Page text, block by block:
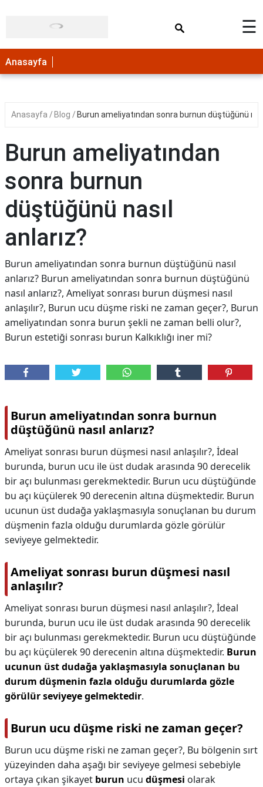
☰
Anasayfa
Anasayfa Blog Burun ameliyatından sonra burnun düştüğünü
Burun ameliyatından
sonra burnun
düştüğünü nasıl
anlarız?
Burun ameliyatından sonra burnun düştüğünü nasıl
anlarız? Burun ameliyatından sonra burnun düştüğünü
nasıl anlarız?, Ameliyat sonrası burun düşmesi nasıl
anlaşılır?, Burun ucu düşme riski ne zaman geçer?, Burun
ameliyatından sonra burun şekli ne zaman belli olur?,
Burun estetiği sonrası burun Kalkıklığı iner mi?
Burun ameliyatından sonra burnun
düştüğünü nasıl anlarız?
Ameliyat sonrası burun düşmesi nasıl anlaşılır?, İdeal
burunda, burun ucu ile üst dudak arasında 90 derecelik
bir açı bulunması gerekmektedir. Burun ucu düştüğünde
bu açı küçülerek 90 derecenin altına düşmektedir. Burun
ucunun üst dudağa yaklaşmasıyla sonuçlanan bu durum
düşmenin fazla olduğu durumlarda gözle görülür
seviyeye gelmektedir.
Ameliyat sonrası burun düşmesi nasıl
anlaşılır?
Ameliyat sonrası burun düşmesi nasıl anlaşılır?, İdeal
burunda, burun ucu ile üst dudak arasında 90 derecelik
bir açı bulunması gerekmektedir. Burun ucu düştüğünde
bu açı küçülerek 90 derecenin altına düşmektedir. Burun
ucunun üst dudağa yaklaşmasıyla sonuçlanan bu
durum düşmenin fazla olduğu durumlarda gözle
görülür seviyeye gelmektedir.
Burun ucu düşme riski ne zaman geçer?
Burun ucu düşme riski ne zaman geçer?, Bu bölgenin sırt
yüzeyinden daha aşağı bir seviyeye gelmesi sebebiyle
ortaya çıkan şikayet burun ucu düşmesi olarak